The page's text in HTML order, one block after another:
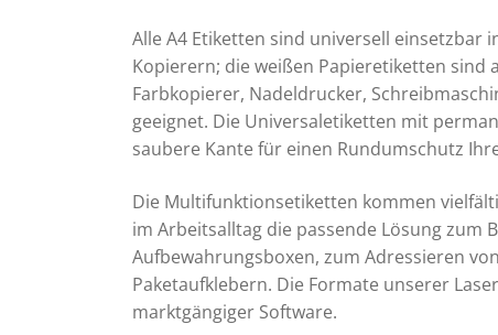
Alle A4 Etiketten sind universell einsetzbar
Kopierern; die weißen Papieretiketten sind
Farbkopierer, Nadeldrucker,
geeignet. Die Universaletiketten mit
saubere Kante für einen Rundumschutz
Die Multifunktionsetiketten kommen
im Arbeitsalltag die passende Lösung zum
Aufbewahrungsboxen, zum Adressieren
Paketaufklebern. Die Formate unserer
marktgängiger Software.